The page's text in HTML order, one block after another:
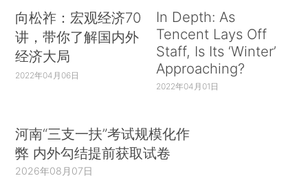
向松祚：宏观经济70
讲，带你了解国内外
经济大局
2022年04月06日
In Depth: As
Tencent Lays Off
Staff, Is Its ‘Winter’
Approaching?
2022年04月01日
河南“三支一扶”考试规模化作
弊 内外勾结提前获取试卷
2026年08月07日